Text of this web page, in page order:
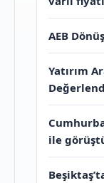
AEB
Yatırım
ile